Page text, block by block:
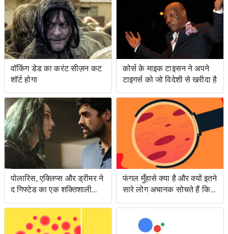
वॉकिंग डेड का करंट सीज़न कट
शॉर्ट होगा
कोर्स के माइक टाइसन ने अपने
टाइगर्स को जो विदेशी से खरीदा है
पोलारिस, एक्लिप्स और ड्रीमर ने
द गिफ्टेड का एक शक्तिशाली
एपिसोड लंगर डाला
फंगल मुँहासे क्या है और क्यों इतने
सारे लोग अचानक सोचते हैं कि
उनके पास क्या है?